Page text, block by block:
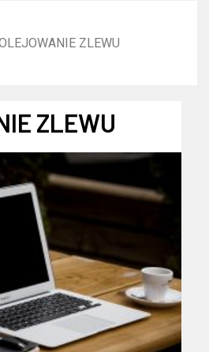
ZLEWU
ZLEWU